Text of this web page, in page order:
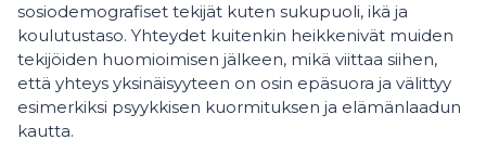
sosiodemografiset tekijät kuten sukupuoli, ikä ja
koulutustaso. Yhteydet kuitenkin heikkenivät muiden
tekijöiden huomioimisen jälkeen, mikä viittaa siihen,
että yhteys yksinäisyyteen on osin epäsuora ja välittyy
esimerkiksi psyykkisen kuormituksen ja elämänlaadun
kautta.